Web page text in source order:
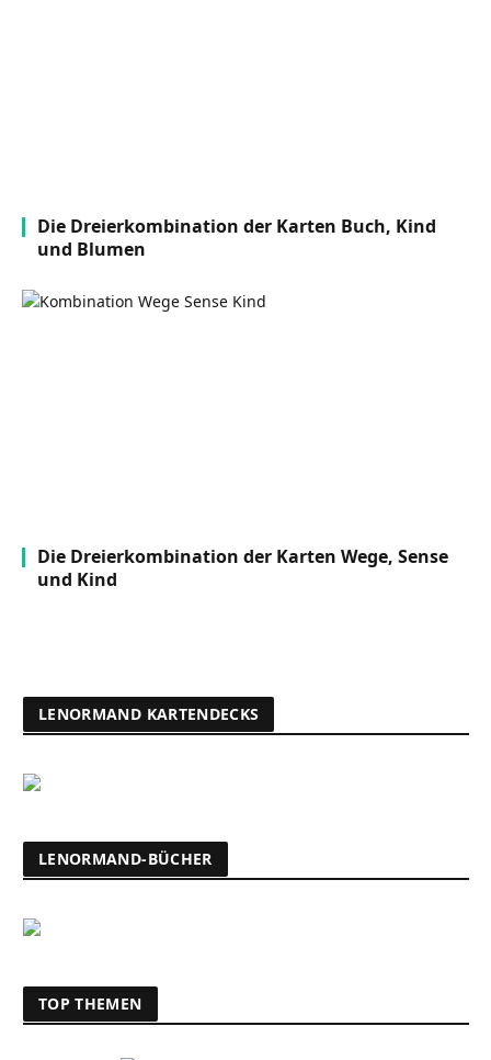
Die Dreierkombination der Karten Buch, Kind
und Blumen
Die Dreierkombination der Karten Wege, Sense
und Kind
LENORMAND KARTENDECKS
LENORMAND-BÜCHER
TOP THEMEN